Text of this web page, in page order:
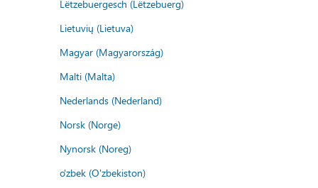
Lëtzebuergesch (Lëtzebuerg)
Lietuvių (Lietuva)
Magyar (Magyarország)
Malti (Malta)
Nederlands (Nederland)
Norsk (Norge)
Nynorsk (Noreg)
o'zbek (O'zbekiston)